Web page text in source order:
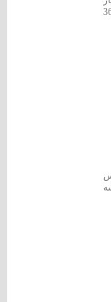
زندیه ( 36